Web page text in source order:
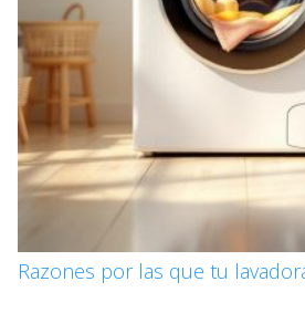
Razones por las que tu